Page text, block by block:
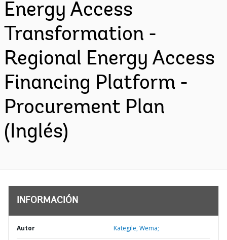
Energy Access
Transformation -
Regional Energy Access
Financing Platform -
Procurement Plan
(Inglés)
INFORMACIÓN
Autor Kategile, Wema;